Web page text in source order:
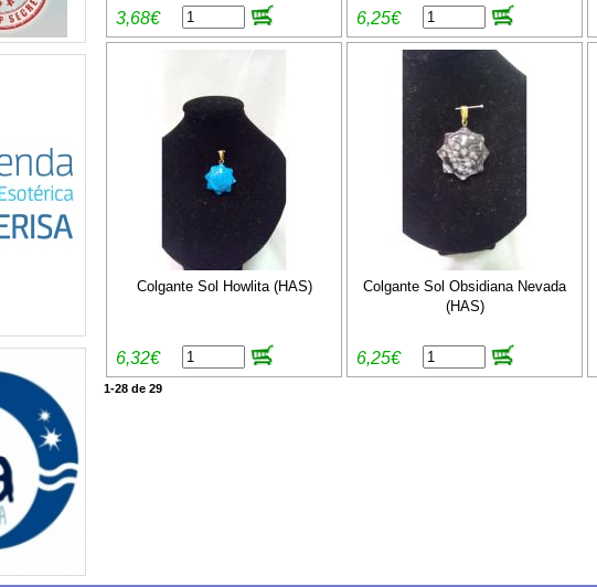
3,68€ 6,25€
Colgante Sol Howlita (HAS)
6,32€
Colgante Sol Obsidiana Nevada
(HAS)
6,25€
1-28 de 29